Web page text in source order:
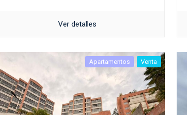
Ver detalles
Apartamentos Venta